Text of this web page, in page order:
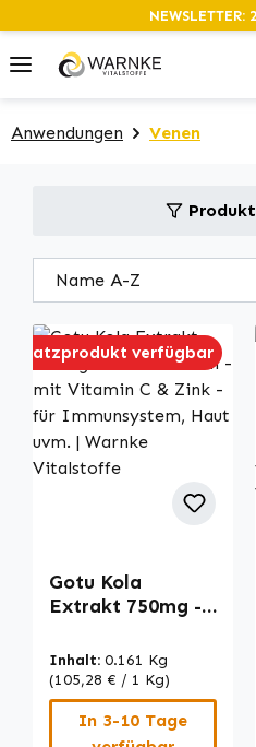
springen
NEWSLETTER:
Anwendungen Venen
Ersatzprodukt verfügbar
Gotu Kola
Extrakt 750mg -
mit Vitamin C &
Zink - für
Immunsystem,
Haut uvm. |
Inhalt: 0.161 Kg
(105,28 € / 1 Kg)
In 3-10 Tage